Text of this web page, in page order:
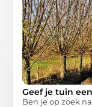
Geef je tuin
Ben je op zoek